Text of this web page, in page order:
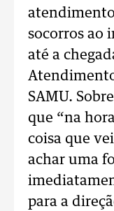
socorros ao
até a
SAMU.
que “na
coisa que
achar uma
para a